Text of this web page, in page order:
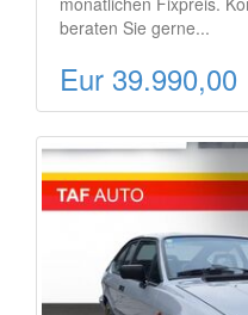
beraten Sie gerne...
Eur 39.990,00